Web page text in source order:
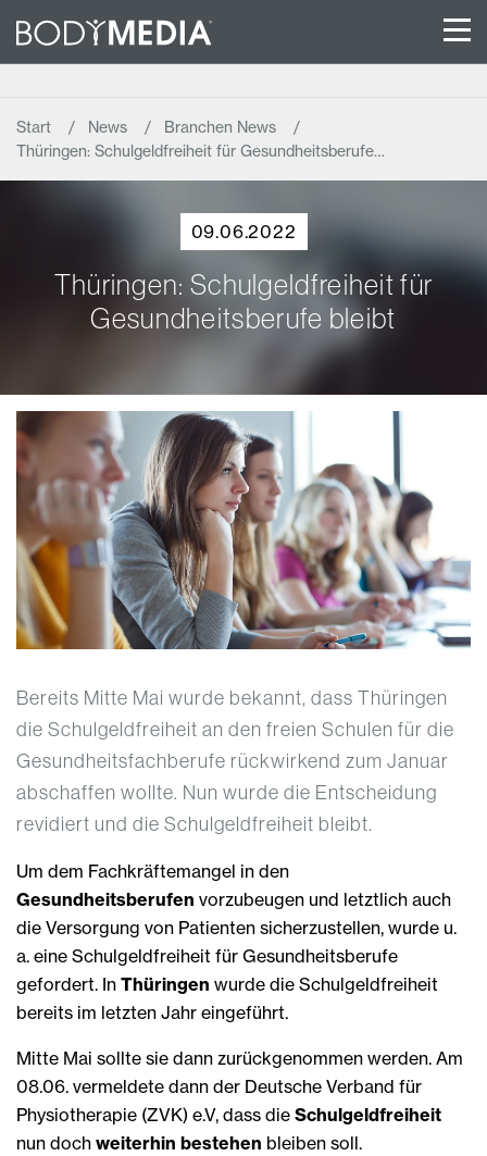
Start News
Branchen News
Thüringen: Schulgeldfreiheit für Gesundheitsberufe…
09.06.2022
Thüringen: Schulgeldfreiheit für
Gesundheitsberufe bleibt
Bereits Mitte Mai wurde bekannt, dass Thüringen
die Schulgeldfreiheit an den freien Schulen für die
Gesundheitsfachberufe rückwirkend zum Januar
abschaffen wollte. Nun wurde die Entscheidung
revidiert und die Schulgeldfreiheit bleibt.
Um dem Fachkräftemangel in den
Gesundheitsberufen vorzubeugen und letztlich auch
die Versorgung von Patienten sicherzustellen, wurde u.
a. eine Schulgeldfreiheit für Gesundheitsberufe
gefordert. In Thüringen wurde die Schulgeldfreiheit
bereits im letzten Jahr eingeführt.
Mitte Mai sollte sie dann zurückgenommen werden. Am
08.06. vermeldete dann der Deutsche Verband für
Physiotherapie (ZVK) e.V, dass die Schulgeldfreiheit
nun doch weiterhin bestehen bleiben soll.